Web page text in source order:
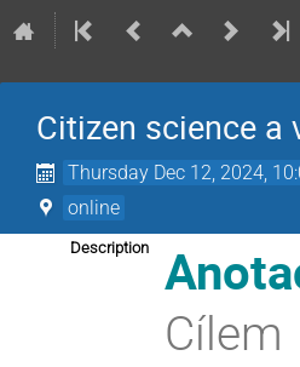
Citizen science a
Thursday Dec 12, 2024,
online
Description